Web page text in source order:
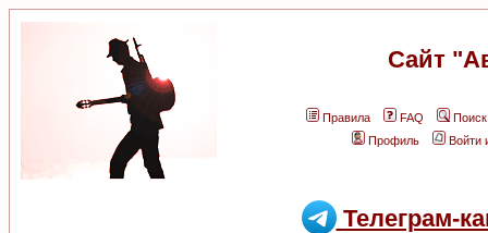
Сайт
Правила FAQ
Поиск
Профиль
Войти
Телеграм-